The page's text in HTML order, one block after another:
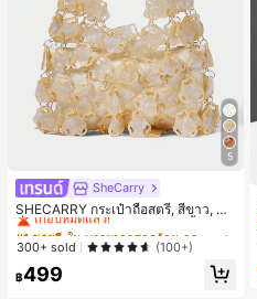
5
SheCarry
SHECARRY กระเป๋าถือสตรี, สีขาว, แฟ
ชั่น, สง่างาม, วันหยุด, งานปาร์ตี้
#1 ขายดี
เกือบหมดแล้ว!
#1 ขายดี
เกือบหมดแล้ว!
#1 ขายดี
เกือบหมดแล้ว!
#1 ขายดี
ใน บรรยากาศฤดูร้อน กระเป๋าหูหิ้วด้านบนผู้หญิง
เกือบหมดแล้ว!
300+ sold (100+)
฿499